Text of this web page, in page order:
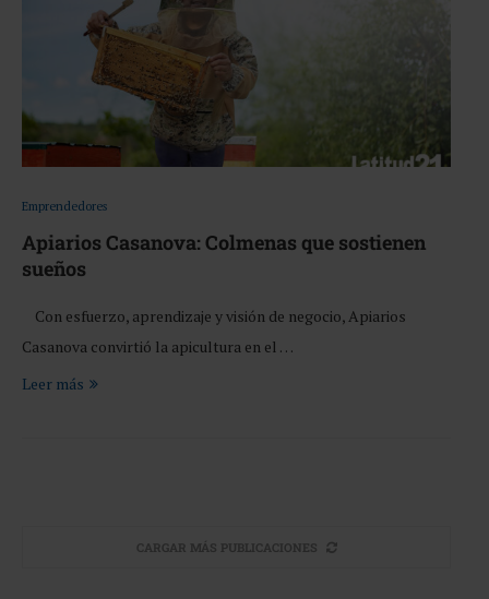
Emprendedores
Apiarios Casanova: Colmenas que sostienen
sueños
Con esfuerzo, aprendizaje y visión de negocio, Apiarios
Casanova convirtió la apicultura en el …
Leer más
CARGAR MÁS PUBLICACIONES